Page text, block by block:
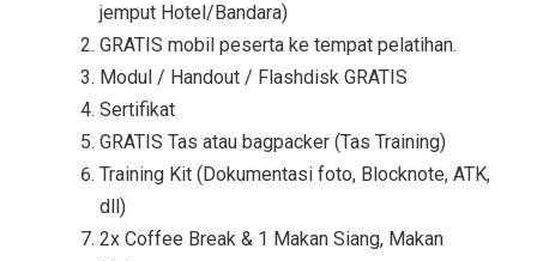
jemput Hotel/Bandara)
GRATIS mobil peserta ke tempat pelatihan.
Modul / Handout / Flashdisk GRATIS
Sertifikat
GRATIS Tas atau bagpacker (Tas Training)
Training Kit (Dokumentasi foto, Blocknote, ATK,
dll)
2x Coffee Break & 1 Makan Siang, Makan